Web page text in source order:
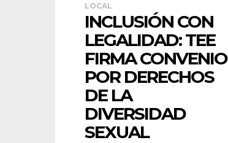
LOCAL
INCLUSIÓN CON
LEGALIDAD: TEE
FIRMA CONVENIO
POR DERECHOS
DE LA
DIVERSIDAD
SEXUAL